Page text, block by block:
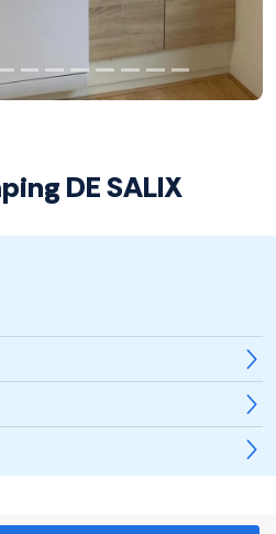
DE SALIX